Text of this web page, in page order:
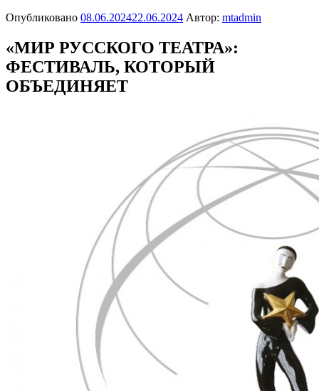
Опубликовано 08.06.202422.06.2024 Автор: mtadmin
«МИР РУССКОГО ТЕАТРА»:
ФЕСТИВАЛЬ, КОТОРЫЙ
ОБЪЕДИНЯЕТ